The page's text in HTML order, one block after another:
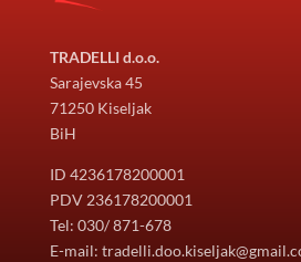
TRADELLI d.o.o.
Sarajevska 45
71250 Kiseljak
BiH
ID 4236178200001
PDV 236178200001
Tel: 030/ 871-678
E-mail: